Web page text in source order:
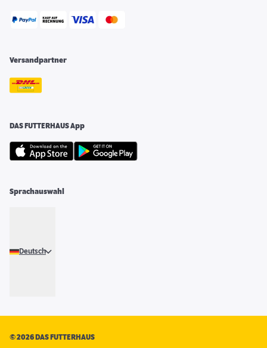
Versandpartner
DAS FUTTERHAUS App
Sprachauswahl
Deutsch
©2026 DAS FUTTERHAUS